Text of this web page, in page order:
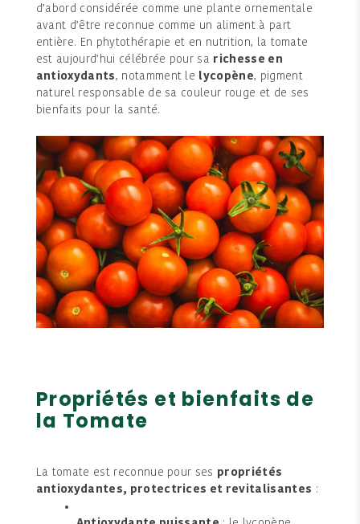
d’abord considérée comme une plante ornementale
avant d’être reconnue comme un aliment à part
entière. En phytothérapie et en nutrition, la tomate
est aujourd’hui célébrée pour sa richesse en
antioxydants, notamment le lycopène, pigment
naturel responsable de sa couleur rouge et de ses
bienfaits pour la santé.
Propriétés et bienfaits de
la Tomate
La tomate est reconnue pour ses propriétés
antioxydantes, protectrices et revitalisantes :